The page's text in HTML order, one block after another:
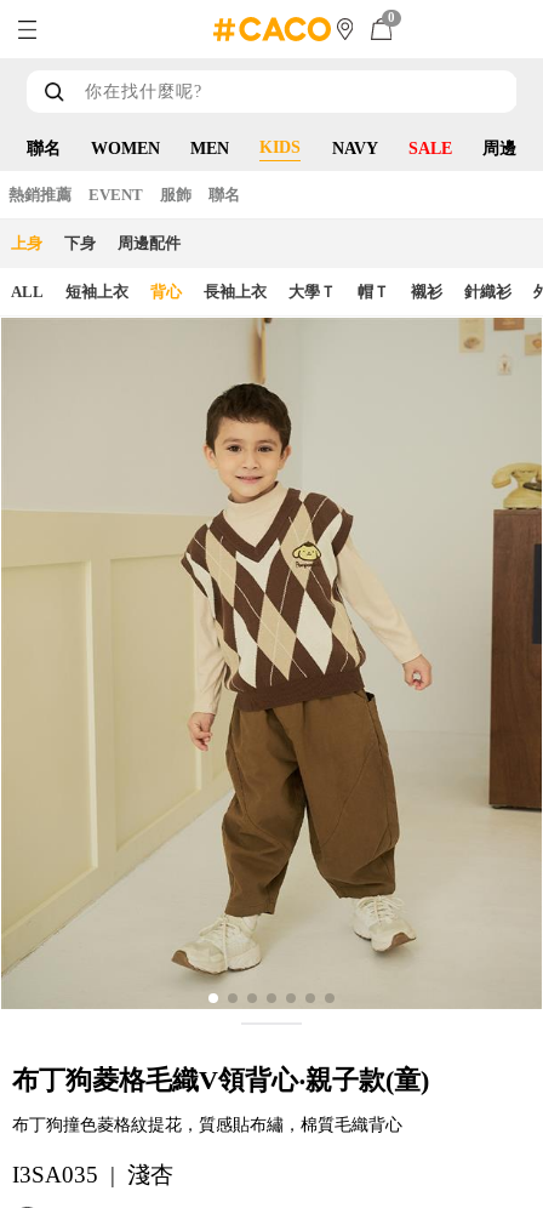
0
聯名 WOMEN MEN KIDS NAVY SALE 周邊
熱銷推薦 EVENT 服飾 聯名
上身 下身 周邊配件
ALL 短袖上衣 背心 長袖上衣 大學Ｔ 帽Ｔ 襯衫 針織衫
布丁狗菱格毛織V領背心‧親子款(童)
布丁狗撞色菱格紋提花，質感貼布繡，棉質毛織背心
I3SA035 | 淺杏